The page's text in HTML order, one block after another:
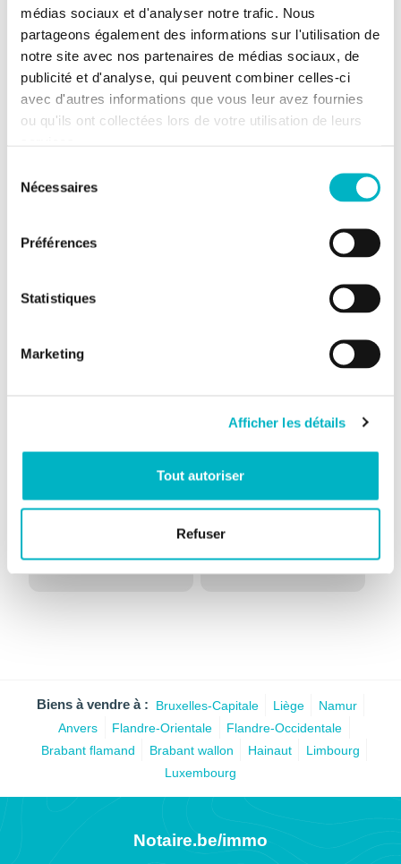
médias sociaux et d'analyser notre trafic. Nous
partageons également des informations sur l'utilisation de
notre site avec nos partenaires de médias sociaux, de
publicité et d'analyse, qui peuvent combiner celles-ci
avec d'autres informations que vous leur avez fournies
ou qu'ils ont collectées lors de votre utilisation de leurs
Nécessaires
Préférences
Statistiques
Marketing
Afficher les détails
Tout autoriser
Refuser
Libre à partir du
À l'acte
Type de bien
Terrains
Informations sur le jardin et
terrain
cadastrale
Largeur du terrain
Informations financières
PLAN géo 10 11 2025.pdf
Biens à vendre à : Bruxelles-Capitale Liège
Namur
Anvers
Flandre-Orientale
Flandre-Occidentale
Brabant flamand
Brabant wallon Hainaut
Limbourg
Luxembourg
Notaire.be/immo